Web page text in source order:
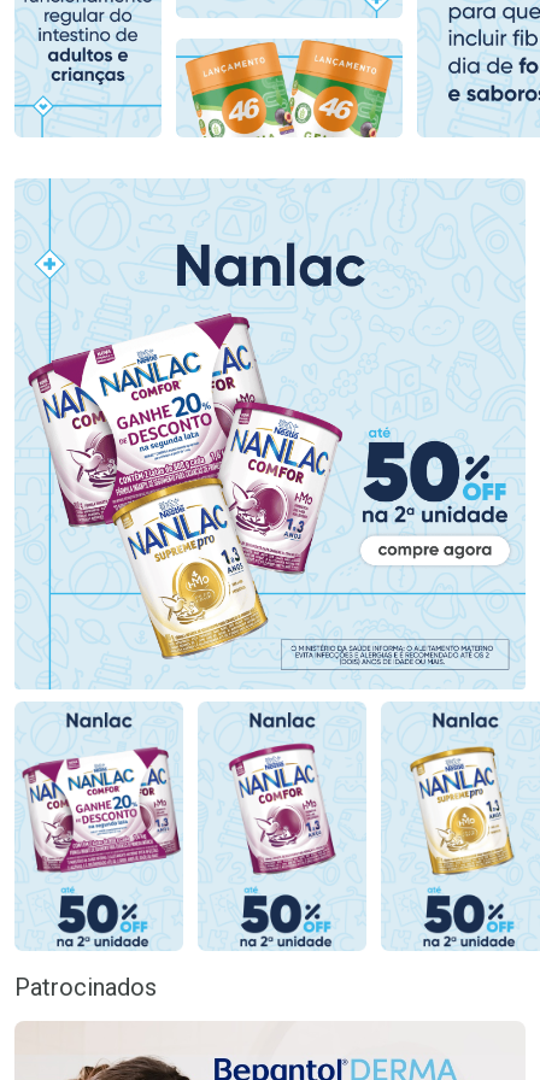
Comprar sem Desconto
Por R$ 139,90/cada
Comprar sem Desconto
Por R$ 139,90/cada
Comprar sem Desconto
Por R$ 78,99/cada
Comprar sem Desconto
Por R$ 78,99/cada
Patrocinados